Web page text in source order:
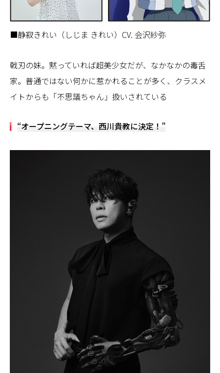
■静寂きれい（しじま きれい）CV. 会沢紗弥
戟刃の妹。黙っていれば超美少⼥だが、なかなかの毒⾆
家。普通ではない何かに惹かれることが多く、クラスメ
イトからも「不思議ちゃん」扱いされている
“オープニングテーマ、西川貴教に決定！”